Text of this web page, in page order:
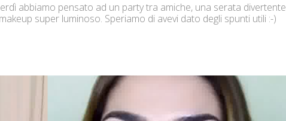
abbiamo pensato ad un party tra amiche, una serata divertente
super luminoso. Speriamo di avevi dato degli spunti utili :-)